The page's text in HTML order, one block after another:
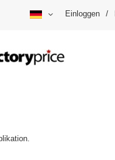
Einloggen /